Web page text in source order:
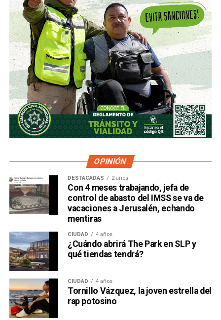
OPINIÓN
DESTACADAS 2 años
Con 4 meses trabajando, jefa de
control de abasto del IMSS se va de
vacaciones a Jerusalén, echando
mentiras
CIUDAD 4 años
¿Cuándo abrirá The Park en SLP y
qué tiendas tendrá?
CIUDAD 4 años
Tornillo Vázquez, la joven estrella del
rap potosino